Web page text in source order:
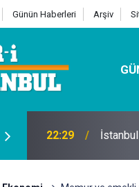
Günün Haberleri Arşiv
07:32 Kutu